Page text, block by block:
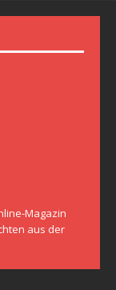
Magazin
aus der